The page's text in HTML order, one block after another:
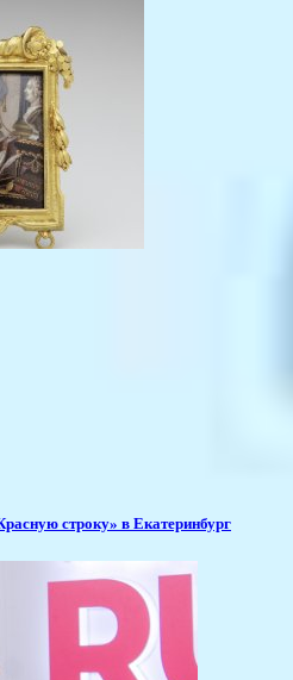
строку» в Екатеринбург